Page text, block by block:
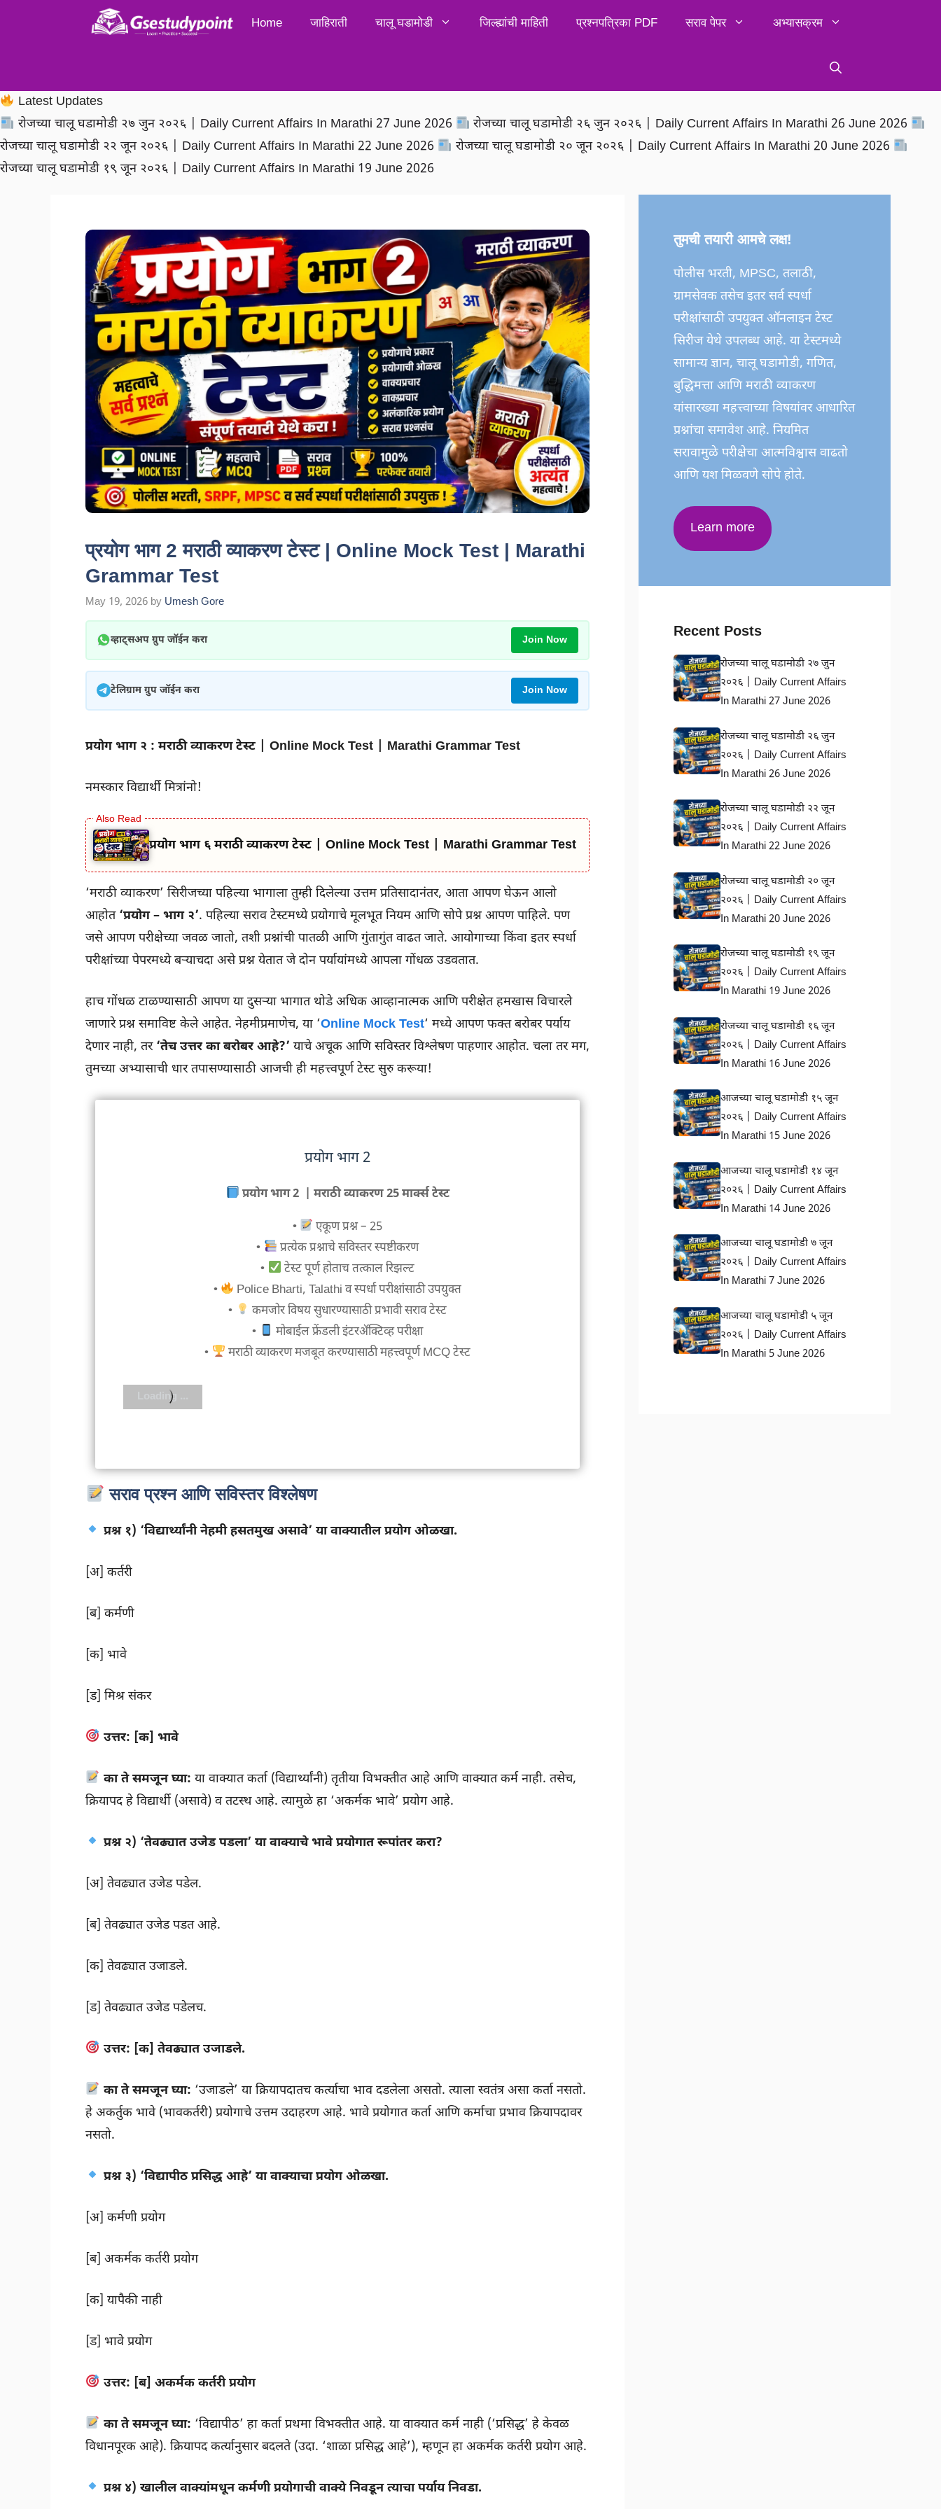
Home जाहिराती चालू घडामोडी जिल्ह्यांची माहिती प्रश्नपत्रिका PDF सराव पेपर अभ्यासक्रम
Latest Updates
रोजच्या चालू घडामोडी २७ जुन २०२६ | Daily Current Affairs In Marathi 27 June 2026
रोजच्या चालू घडामोडी २६ जुन २०२६ | Daily Current Affairs In Marathi 26 June 2026
रोजच्या चालू घडामोडी २२ जून २०२६ | Daily Current Affairs In Marathi 22 June 2026
रोजच्या चालू घडामोडी २० जून २०२६ | Daily Current Affairs In Marathi 20 June 2026
रोजच्या चालू घडामोडी १९ जून २०२६ | Daily Current Affairs In Marathi 19 June 2026
प्रयोग भाग 2 मराठी व्याकरण टेस्ट | Online Mock Test | Marathi
Grammar Test
May 19, 2026 by Umesh Gore
व्हाट्सअप ग्रुप जॉईन करा Join Now
टेलिग्राम ग्रुप जॉईन करा Join Now
प्रयोग भाग २ : मराठी व्याकरण टेस्ट | Online Mock Test | Marathi Grammar Test
नमस्कार विद्यार्थी मित्रांनो!
प्रयोग भाग ६ मराठी व्याकरण टेस्ट | Online Mock Test | Marathi Grammar Test
‘मराठी व्याकरण’ सिरीजच्या पहिल्या भागाला तुम्ही दिलेल्या उत्तम प्रतिसादानंतर, आता आपण घेऊन आलो
आहोत ‘प्रयोग – भाग २’. पहिल्या सराव टेस्टमध्ये प्रयोगाचे मूलभूत नियम आणि सोपे प्रश्न आपण पाहिले. पण
जसे आपण परीक्षेच्या जवळ जातो, तशी प्रश्नांची पातळी आणि गुंतागुंत वाढत जाते. आयोगाच्या किंवा इतर स्पर्धा
परीक्षांच्या पेपरमध्ये बऱ्याचदा असे प्रश्न येतात जे दोन पर्यायांमध्ये आपला गोंधळ उडवतात.
हाच गोंधळ टाळण्यासाठी आपण या दुसऱ्या भागात थोडे अधिक आव्हानात्मक आणि परीक्षेत हमखास विचारले
जाणारे प्रश्न समाविष्ट केले आहेत. नेहमीप्रमाणेच, या ‘Online Mock Test‘ मध्ये आपण फक्त बरोबर पर्याय
देणार नाही, तर ‘तेच उत्तर का बरोबर आहे?’ याचे अचूक आणि सविस्तर विश्लेषण पाहणार आहोत. चला तर मग,
तुमच्या अभ्यासाची धार तपासण्यासाठी आजची ही महत्त्वपूर्ण टेस्ट सुरु करूया!
प्रयोग भाग 2
प्रयोग भाग 2 | मराठी व्याकरण 25 मार्क्स टेस्ट
•
एकूण प्रश्न – 25
•
प्रत्येक प्रश्नाचे सविस्तर स्पष्टीकरण
•
टेस्ट पूर्ण होताच तत्काल रिझल्ट
•
Police Bharti, Talathi व स्पर्धा परीक्षांसाठी उपयुक्त
•
कमजोर विषय सुधारण्यासाठी प्रभावी सराव टेस्ट
•
मोबाईल फ्रेंडली इंटरॲक्टिव्ह परीक्षा
•
मराठी व्याकरण मजबूत करण्यासाठी महत्त्वपूर्ण MCQ टेस्ट
सराव प्रश्न आणि सविस्तर विश्लेषण
प्रश्न १) ‘विद्यार्थ्यांनी नेहमी हसतमुख असावे’ या वाक्यातील प्रयोग ओळखा.
[अ] कर्तरी
[ब] कर्मणी
[क] भावे
[ड] मिश्र संकर
उत्तर: [क] भावे
का ते समजून घ्या: या वाक्यात कर्ता (विद्यार्थ्यांनी) तृतीया विभक्तीत आहे आणि वाक्यात कर्म नाही. तसेच,
क्रियापद हे विद्यार्थी (असावे) व तटस्थ आहे. त्यामुळे हा ‘अकर्मक भावे’ प्रयोग आहे.
प्रश्न २) ‘तेवढ्यात उजेड पडला’ या वाक्याचे भावे प्रयोगात रूपांतर करा?
[अ] तेवढ्यात उजेड पडेल.
[ब] तेवढ्यात उजेड पडत आहे.
[क] तेवढ्यात उजाडले.
[ड] तेवढ्यात उजेड पडेलच.
उत्तर: [क] तेवढ्यात उजाडले.
का ते समजून घ्या: ‘उजाडले’ या क्रियापदातच कर्त्याचा भाव दडलेला असतो. त्याला स्वतंत्र असा कर्ता नसतो.
हे अकर्तुक भावे (भावकर्तरी) प्रयोगाचे उत्तम उदाहरण आहे. भावे प्रयोगात कर्ता आणि कर्माचा प्रभाव क्रियापदावर
नसतो.
प्रश्न ३) ‘विद्यापीठ प्रसिद्ध आहे’ या वाक्याचा प्रयोग ओळखा.
[अ] कर्मणी प्रयोग
[ब] अकर्मक कर्तरी प्रयोग
[क] यापैकी नाही
[ड] भावे प्रयोग
उत्तर: [ब] अकर्मक कर्तरी प्रयोग
का ते समजून घ्या: ‘विद्यापीठ’ हा कर्ता प्रथमा विभक्तीत आहे. या वाक्यात कर्म नाही (‘प्रसिद्ध’ हे केवळ
विधानपूरक आहे). क्रियापद कर्त्यानुसार बदलते (उदा. ‘शाळा प्रसिद्ध आहे’), म्हणून हा अकर्मक कर्तरी प्रयोग आहे.
प्रश्न ४) खालील वाक्यांमधून कर्मणी प्रयोगाची वाक्ये निवडून त्याचा पर्याय निवडा.
तुमची तयारी आमचे लक्ष!
पोलीस भरती, MPSC, तलाठी,
ग्रामसेवक तसेच इतर सर्व स्पर्धा
परीक्षांसाठी उपयुक्त ऑनलाइन टेस्ट
सिरीज येथे उपलब्ध आहे. या टेस्टमध्ये
सामान्य ज्ञान, चालू घडामोडी, गणित,
बुद्धिमत्ता आणि मराठी व्याकरण
यांसारख्या महत्त्वाच्या विषयांवर आधारित
प्रश्नांचा समावेश आहे. नियमित
सरावामुळे परीक्षेचा आत्मविश्वास वाढतो
आणि यश मिळवणे सोपे होते.
Learn more
Recent Posts
रोजच्या चालू घडामोडी २७ जुन
२०२६ | Daily Current Affairs
In Marathi 27 June 2026
रोजच्या चालू घडामोडी २६ जुन
२०२६ | Daily Current Affairs
In Marathi 26 June 2026
रोजच्या चालू घडामोडी २२ जून
२०२६ | Daily Current Affairs
In Marathi 22 June 2026
रोजच्या चालू घडामोडी २० जून
२०२६ | Daily Current Affairs
In Marathi 20 June 2026
रोजच्या चालू घडामोडी १९ जून
२०२६ | Daily Current Affairs
In Marathi 19 June 2026
रोजच्या चालू घडामोडी १६ जून
२०२६ | Daily Current Affairs
In Marathi 16 June 2026
आजच्या चालू घडामोडी १५ जून
२०२६ | Daily Current Affairs
In Marathi 15 June 2026
आजच्या चालू घडामोडी १४ जून
२०२६ | Daily Current Affairs
In Marathi 14 June 2026
आजच्या चालू घडामोडी ७ जून
२०२६ | Daily Current Affairs
In Marathi 7 June 2026
आजच्या चालू घडामोडी ५ जून
२०२६ | Daily Current Affairs
In Marathi 5 June 2026